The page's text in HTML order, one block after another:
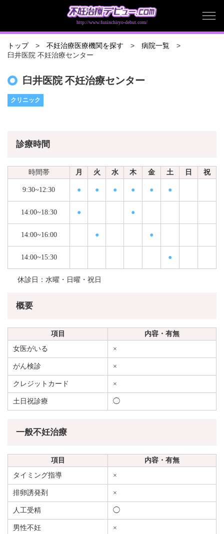
http://www.funinchiryo-debut.com/
トップ 不妊治療医療機関を探す 病院一覧
臼井医院 不妊治療センター
臼井医院 不妊治療センター
クリニック
診療時間
時間帯 月 火 水 木 金 土 日 祝
9:30~12:30 ● ● ● ● ● ●
14:00~18:30 ● ●
14:00~16:00 ● ●
14:00~15:30 ●
休診日：水曜・日曜・祝日
概要
項目
内容・有無
女医がいる
×
がん検診 ×
クレジットカード ×
土日祝診療 ◯
一般不妊治療
項目
内容・有無
タイミング指導
×
排卵誘発剤 ×
人工受精 ◯
男性不妊 ×